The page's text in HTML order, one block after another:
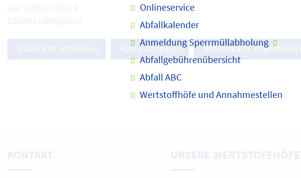
Onlineservice
Abfallkalender
Anmeldung Sperrmüllabholung
Abfallgebührenübersicht
Abfall ABC
Wertstoffhöfe und Annahmestellen
Am Schlachthof 2
19288 Ludwigslust
Nachricht schreiben Karte anzeigen Visitenkarte exportieren
KONTAKT UNSERE WERTSTOFFHÖFE